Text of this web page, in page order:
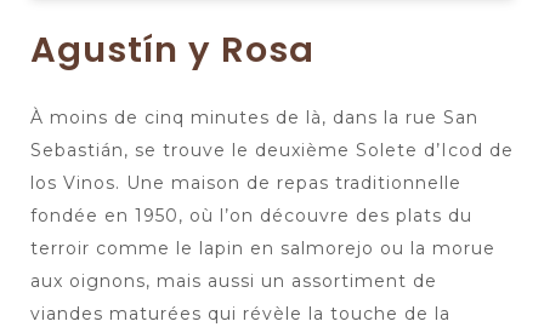
Agustín y Rosa
À moins de cinq minutes de là, dans la rue San
Sebastián, se trouve le deuxième Solete d’Icod de
los Vinos. Une maison de repas traditionnelle
fondée en 1950, où l’on découvre des plats du
terroir comme le lapin en salmorejo ou la morue
aux oignons, mais aussi un assortiment de
viandes maturées qui révèle la touche de la